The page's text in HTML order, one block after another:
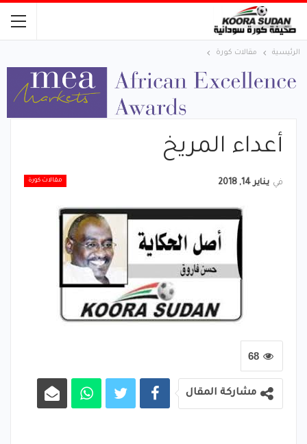
الرئيسية مقالات كورة
أعداء المريخ
مقالات كورة في يناير 14, 2018
68
مشاركة المقال